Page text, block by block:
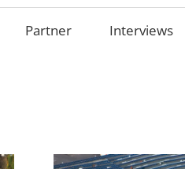
Partner Interviews